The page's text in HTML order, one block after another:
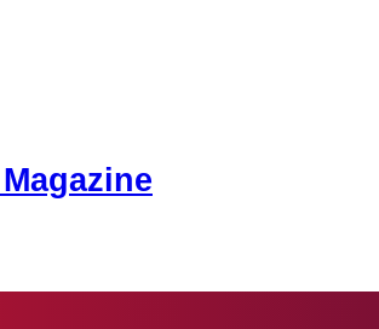
Magazine